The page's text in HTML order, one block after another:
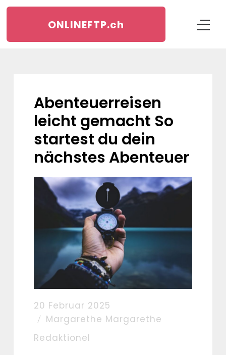
ONLINEFTP.ch
Abenteuerreisen
leicht gemacht So
startest du dein
nächstes Abenteuer
20 Februar 2025
Margarethe Margarethe
Redaktionel